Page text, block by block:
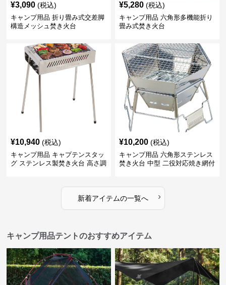
¥3,090 (税込)
キャンプ用品 折り畳み式交差脚
構造メッシュ焚き火台
¥5,280 (税込)
キャンプ用品 六角形多機能折り
畳み式焚き火台
¥10,940 (税込)
キャンプ用品 キャプテンスタッ
グ ステンレス製焚き火台 高さ調
¥10,200 (税込)
キャンプ用品 六角形ステンレス
焚き火台 中型 二役対応焼き網付
新着アイテムの一覧へ ›
キャンプ用品テントのおすすめアイテム